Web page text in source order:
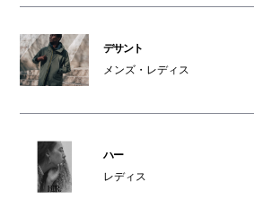
デサント
メンズ・レディス
ハー
レディス